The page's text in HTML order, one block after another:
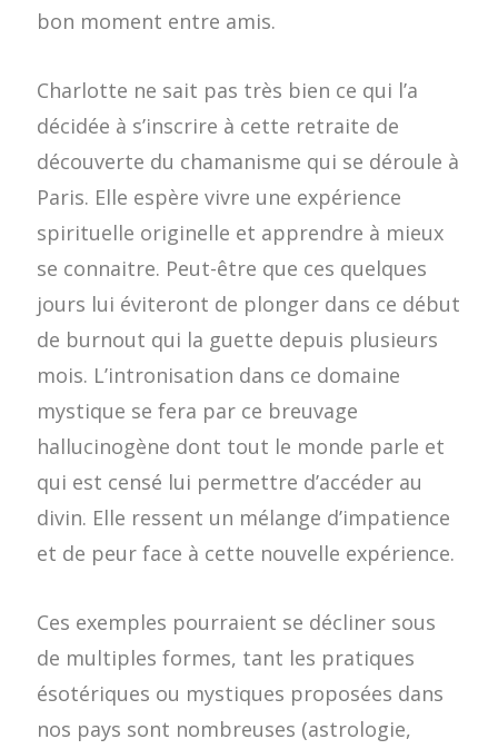
bon moment entre amis.
Charlotte ne sait pas très bien ce qui l’a
décidée à s’inscrire à cette retraite de
découverte du chamanisme qui se déroule à
Paris. Elle espère vivre une expérience
spirituelle originelle et apprendre à mieux
se connaitre. Peut-être que ces quelques
jours lui éviteront de plonger dans ce début
de burnout qui la guette depuis plusieurs
mois. L’intronisation dans ce domaine
mystique se fera par ce breuvage
hallucinogène dont tout le monde parle et
qui est censé lui permettre d’accéder au
divin. Elle ressent un mélange d’impatience
et de peur face à cette nouvelle expérience.
Ces exemples pourraient se décliner sous
de multiples formes, tant les pratiques
ésotériques ou mystiques proposées dans
nos pays sont nombreuses (astrologie,